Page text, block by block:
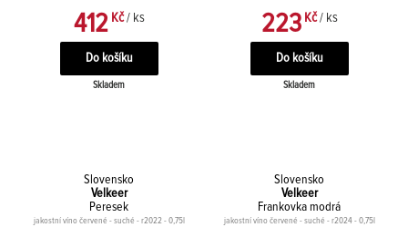
412 Kč / ks
Skladem
223Kč / ks
Skladem
Slovensko
Velkeer
Peresek
jakostní víno červené - suché - r2022 - 0,75l
Slovensko
Velkeer
Frankovka modrá
jakostní víno červené - suché - r2024 - 0,75l